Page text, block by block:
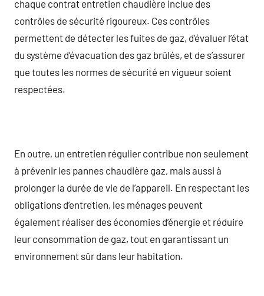
chaque contrat entretien chaudière inclue des
contrôles de sécurité rigoureux. Ces contrôles
permettent de détecter les fuites de gaz, d’évaluer l’état
du système d’évacuation des gaz brûlés, et de s’assurer
que toutes les normes de sécurité en vigueur soient
respectées.
En outre, un entretien régulier contribue non seulement
à prévenir les pannes chaudière gaz, mais aussi à
prolonger la durée de vie de l’appareil. En respectant les
obligations d’entretien, les ménages peuvent
également réaliser des économies d’énergie et réduire
leur consommation de gaz, tout en garantissant un
environnement sûr dans leur habitation.